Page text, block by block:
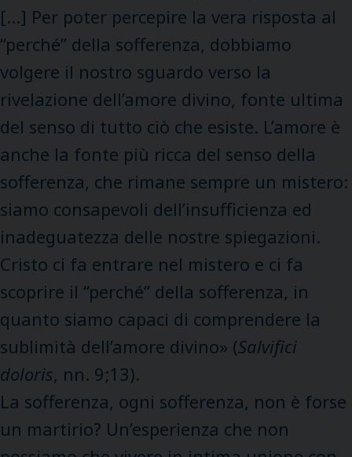
[…] Per poter percepire la vera risposta al
“perché” della sofferenza, dobbiamo
volgere il nostro sguardo verso la
rivelazione dell’amore divino, fonte ultima
del senso di tutto ciò che esiste. L’amore è
anche la fonte più ricca del senso della
sofferenza, che rimane sempre un mistero:
siamo consapevoli dell’insufficienza ed
inadeguatezza delle nostre spiegazioni.
Cristo ci fa entrare nel mistero e ci fa
scoprire il “perché” della sofferenza, in
quanto siamo capaci di comprendere la
sublimità dell’amore divino» (Salvifici
doloris, nn. 9;13).
La sofferenza, ogni sofferenza, non è forse
un martirio? Un’esperienza che non